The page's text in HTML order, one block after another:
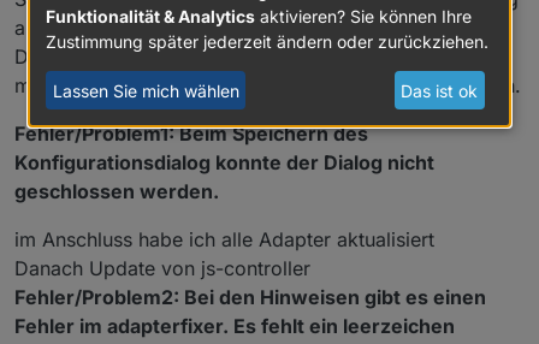
auftrat "DB cannot be read " oder so ähnlich. Der
Dialog konnte nicht geschlossen werden, sondern man
musste erneut die http-adresse des iobrokers eingeben.
Fehler/Problem1: Beim Speichern des
Konfigurationsdialog konnte der Dialog nicht
geschlossen werden.
im Anschluss habe ich alle Adapter aktualisiert
Danach Update von js-controller
Fehler/Problem2: Bei den Hinweisen gibt es einen
Fehler im adapterfixer. Es fehlt ein leerzeichen
Funktionalität & Analytics aktivieren? Sie können Ihre
Zustimmung später jederzeit ändern oder zurückziehen.
Lassen Sie mich wählen Das ist ok